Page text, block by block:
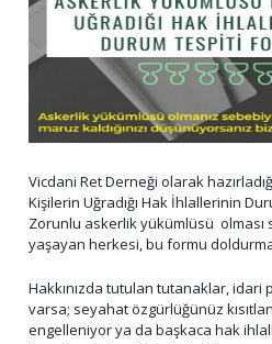
Vicdani Ret Derneği olarak
Kişilerin Uğradığı Hak İhlallerinin
Zorunlu askerlik yükümlüsü olması
yaşayan herkesi, bu formu
Hakkınızda tutulan tutanaklar, idari
varsa; seyahat özgürlüğünüz
engelleniyor ya da başkaca hak